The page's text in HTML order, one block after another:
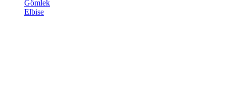
Gömlek
Elbise